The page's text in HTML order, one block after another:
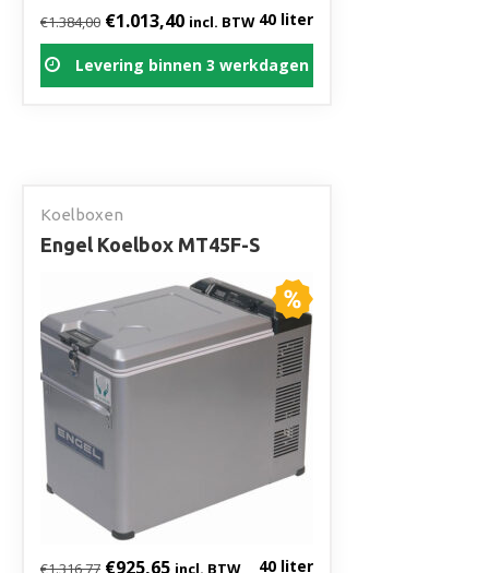
40 liter
€1.384,00 Oorspronkelijke prijs was: €1.384,00.
€1.013,40Huidige prijs is: €1.013,40.
incl. BTW
Levering binnen 3 werkdagen
Koelboxen
Engel Koelbox MT45F-S
40 liter
€1.316,77 Oorspronkelijke prijs was: €1.316,77.
€925,65Huidige prijs is: €925,65.
incl. BTW